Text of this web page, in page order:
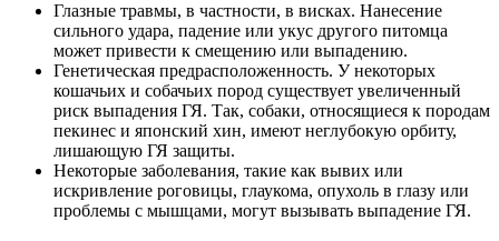
Глазные травмы, в частности, в висках. Нанесение
сильного удара, падение или укус другого питомца
может привести к смещению или выпадению.
Генетическая предрасположенность. У некоторых
кошачьих и собачьих пород существует увеличенный
риск выпадения ГЯ. Так, собаки, относящиеся к породам
пекинес и японский хин, имеют неглубокую орбиту,
лишающую ГЯ защиты.
Некоторые заболевания, такие как вывих или
искривление роговицы, глаукома, опухоль в глазу или
проблемы с мышцами, могут вызывать выпадение ГЯ.